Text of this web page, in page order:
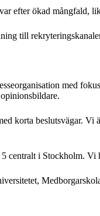
efter ökad mångfald,
till
med
korta beslutsvägar.
centralt i Stockholm. Vi